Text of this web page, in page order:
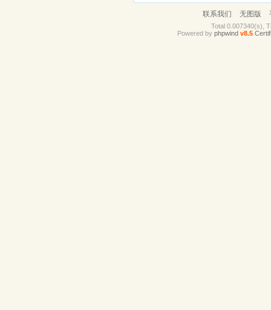
联系我们 无图版
Total 0.007340(s),
Powered by phpwind v8.5